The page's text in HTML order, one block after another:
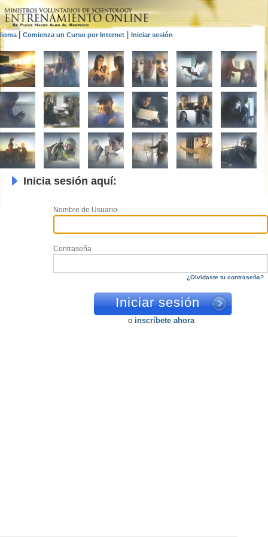
Comienza un Curso por Internet Iniciar sesión
Inicia sesión aquí:
Nombre de Usuario
Contraseña
¿Olvidaste tu contraseña?
o inscríbete ahora